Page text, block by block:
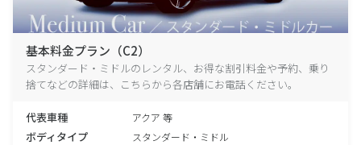
基本料金プラン（C2）
スタンダード・ミドルのレンタル、お得な割引料金や予約、乗り
捨てなどの詳細は、こちらから各店舗にお電話ください。
代表車種 アクア 等
ボディタイプ スタンダード・ミドル